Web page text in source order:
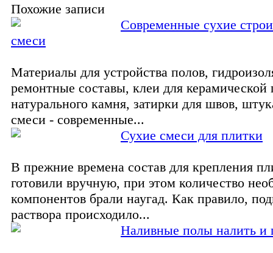
Похожие записи
Современные сухие
смеси
Материалы для устройства полов,
ремонтные составы, клеи для керамической
натурального камня, затирки для швов,
смеси - современные...
Сухие смеси для плитки
В прежние времена состав для крепления
готовили вручную, при этом количество
компонентов брали наугад. Как правило,
раствора происходило...
Наливные полы налить и